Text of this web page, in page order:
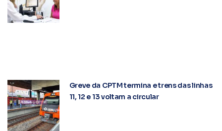
Greve da CPTM termina e trens das linhas
11, 12 e 13 voltam a circular